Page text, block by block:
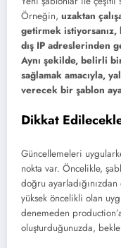
Örneğin, uzaktan
getirmek
dış IP adreslerinden
Aynı şekilde, belirli
sağlamak amacıyla,
verecek bir şablon
Dikkat
Güncellemeleri
nokta var. Öncelikle,
doğru
yüksek öncelikli olan
denemeden
oluşturduğunuzda,